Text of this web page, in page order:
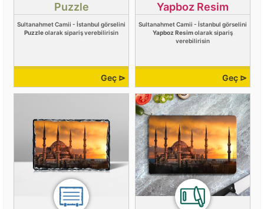
Puzzle
Sultanahmet Camii - İstanbul görselini
Puzzleolarak sipariş verebilirisin
Geç ⊳
Yapboz Resim
Sultanahmet Camii - İstanbul görselini
Yapboz Resimolarak sipariş
verebilirisin
Geç ⊳